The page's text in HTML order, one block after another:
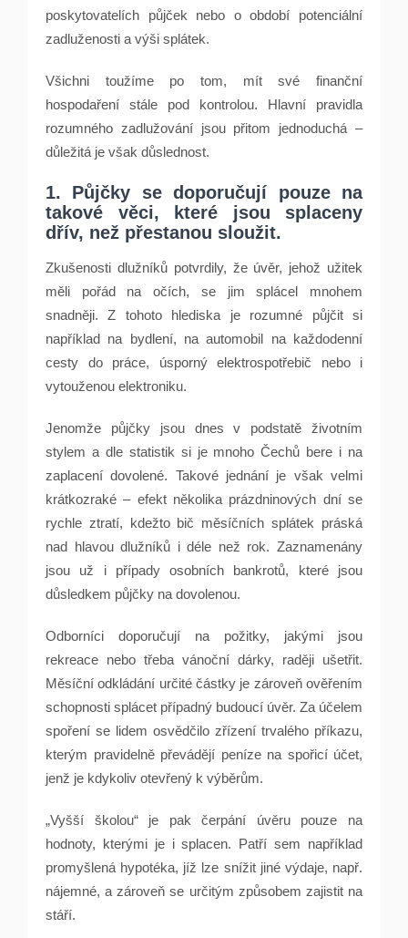
poskytovatelích půjček nebo o období potenciální
zadluženosti a výši splátek.
Všichni toužíme po tom, mít své finanční
hospodaření stále pod kontrolou. Hlavní pravidla
rozumného zadlužování jsou přitom jednoduchá –
důležitá je však důslednost.
1. Půjčky se doporučují pouze na
takové věci, které jsou splaceny
dřív, než přestanou sloužit.
Zkušenosti dlužníků potvrdily, že úvěr, jehož užitek
měli pořád na očích, se jim splácel mnohem
snadněji. Z tohoto hlediska je rozumné půjčit si
například na bydlení, na automobil na každodenní
cesty do práce, úsporný elektrospotřebič nebo i
vytouženou elektroniku.
Jenomže půjčky jsou dnes v podstatě životním
stylem a dle statistik si je mnoho Čechů bere i na
zaplacení dovolené. Takové jednání je však velmi
krátkozraké – efekt několika prázdninových dní se
rychle ztratí, kdežto bič měsíčních splátek práská
nad hlavou dlužníků i déle než rok. Zaznamenány
jsou už i případy osobních bankrotů, které jsou
důsledkem půjčky na dovolenou.
Odborníci doporučují na požitky, jakými jsou
rekreace nebo třeba vánoční dárky, raději ušetřit.
Měsíční odkládání určité částky je zároveň ověřením
schopnosti splácet případný budoucí úvěr. Za účelem
spoření se lidem osvědčilo zřízení trvalého příkazu,
kterým pravidelně převádějí peníze na spořicí účet,
jenž je kdykoliv otevřený k výběrům.
„Vyšší školou“ je pak čerpání úvěru pouze na
hodnoty, kterými je i splacen. Patří sem například
promyšlená hypotéka, jíž lze snížit jiné výdaje, např.
nájemné, a zároveň se určitým způsobem zajistit na
stáří.